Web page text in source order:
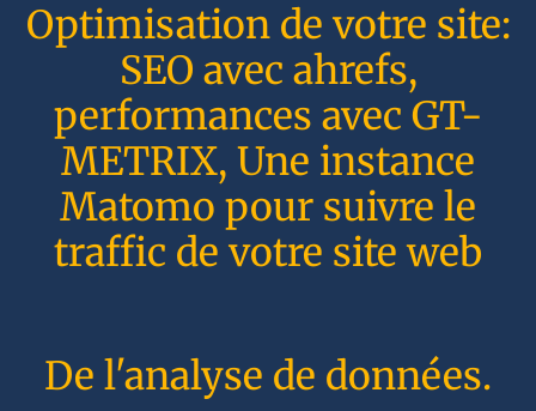
Optimisation de votre site:
SEO avec ahrefs,
performances avec GT-
METRIX, Une instance
Matomo pour suivre le
traffic de votre site web
De l'analyse de données.